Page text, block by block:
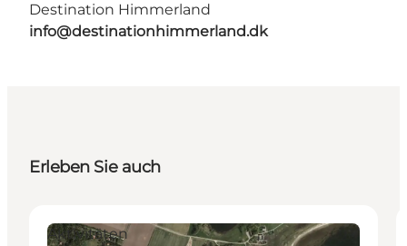
Destination Himmerland
info@destinationhimmerland.dk
Erleben Sie auch
Aktivitäten